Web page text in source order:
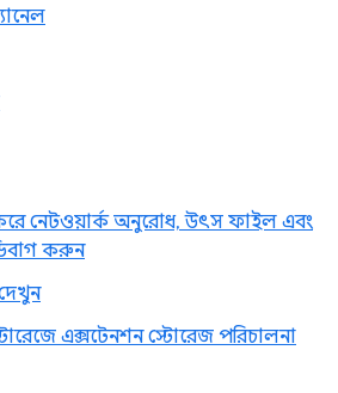
নেটওয়ার্ক অনুরোধ, উৎস ফাইল এবং
করুন
এক্সটেনশন স্টোরেজ পরিচালনা